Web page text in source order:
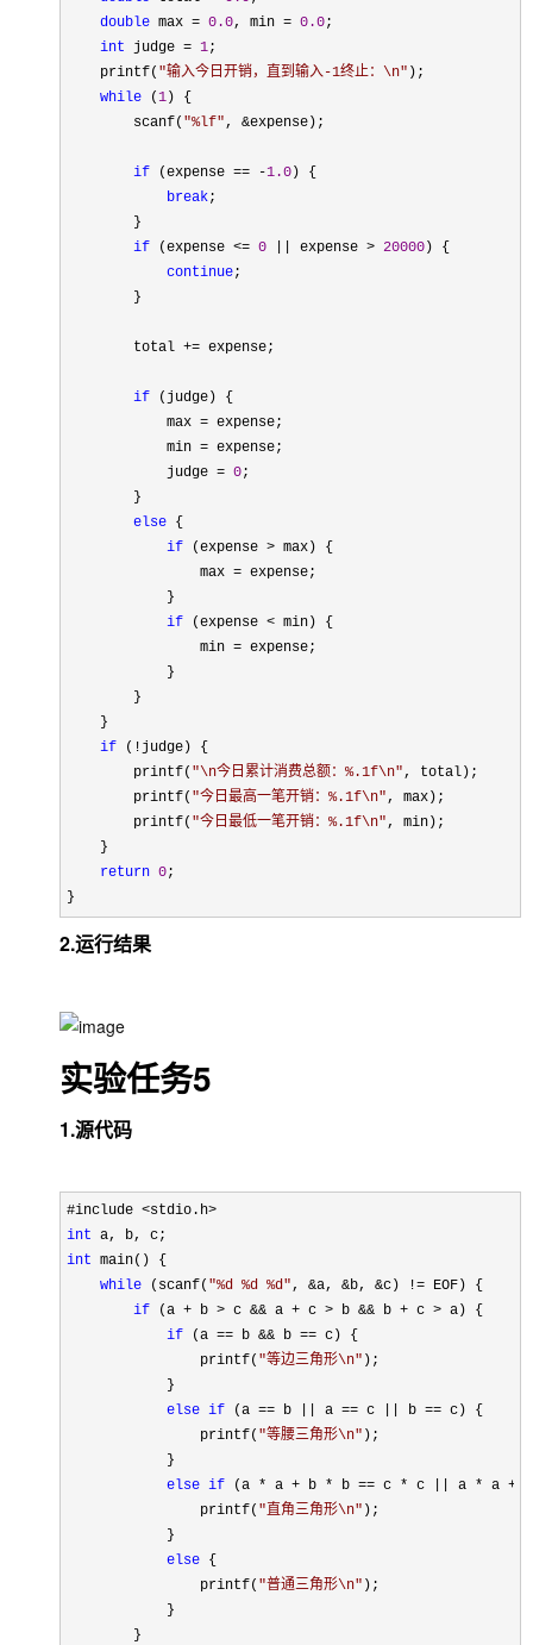
double max = 0.0, min = 0.0;
int judge = 1;
    printf(
"输入今日开销，直到输入-1终止：\n" );
while (1 ) {
        scanf(
"%lf", &expense);
if (expense == -1.0 ) {
break;
        }
if (expense <= 0 || expense > 20000 ) {
continue;
        }
        total
+= expense;
if (judge) {
            max
= expense;
            min
= expense;
            judge
= 0;
        }
else {
if (expense > max) {
                max
= expense;
            }
if (expense < min) {
                min
= expense;
            }
        }
    }
if (! judge) {
        printf(
"\n今日累计消费总额：%.1f\n", total);
        printf(
"今日最高一笔开销：%.1f\n", max);
        printf(
"今日最低一笔开销：%.1f\n", min);
    }
return 0;
}
2.运行结果
实验任务5
1.源代码
int
int main() {
while (scanf( "%d %d %d", &a, &b, &c) != EOF) {
if (a + b > c && a + c > b && b + c > a) {
if (a == b && b == c) {
                printf(
"等边三角形\n" );
            }
else if (a == b || a == c || b == c) {
                printf(
"等腰三角形\n" );
            }
else if (a * a + b * b == c * c || a * a +
                printf(
"直角三角形\n" );
            }
else {
                printf(
"普通三角形\n" );
            }
        }